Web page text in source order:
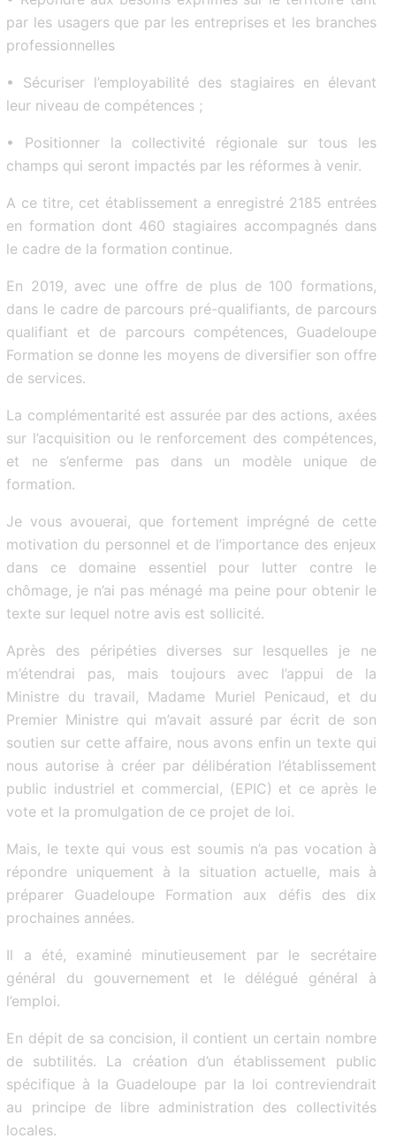
par les usagers que par les entreprises et les branches
professionnelles
• Sécuriser l’employabilité des stagiaires en élevant
leur niveau de compétences ;
• Positionner la collectivité régionale sur tous les
champs qui seront impactés par les réformes à venir.
A ce titre, cet établissement a enregistré 2185 entrées
en formation dont 460 stagiaires accompagnés dans
le cadre de la formation continue.
En 2019, avec une offre de plus de 100 formations,
dans le cadre de parcours pré-qualifiants, de parcours
qualifiant et de parcours compétences, Guadeloupe
Formation se donne les moyens de diversifier son offre
de services.
La complémentarité est assurée par des actions, axées
sur l’acquisition ou le renforcement des compétences,
et ne s’enferme pas dans un modèle unique de
formation.
Je vous avouerai, que fortement imprégné de cette
motivation du personnel et de l’importance des enjeux
dans ce domaine essentiel pour lutter contre le
chômage, je n’ai pas ménagé ma peine pour obtenir le
texte sur lequel notre avis est sollicité.
Après des péripéties diverses sur lesquelles je ne
m’étendrai pas, mais toujours avec l’appui de la
Ministre du travail, Madame Muriel Penicaud, et du
Premier Ministre qui m’avait assuré par écrit de son
soutien sur cette affaire, nous avons enfin un texte qui
nous autorise à créer par délibération l’établissement
public industriel et commercial, (EPIC) et ce après le
vote et la promulgation de ce projet de loi.
Mais, le texte qui vous est soumis n’a pas vocation à
répondre uniquement à la situation actuelle, mais à
préparer Guadeloupe Formation aux défis des dix
prochaines années.
Il a été, examiné minutieusement par le secrétaire
général du gouvernement et le délégué général à
l’emploi.
En dépit de sa concision, il contient un certain nombre
de subtilités. La création d’un établissement public
spécifique à la Guadeloupe par la loi contreviendrait
au principe de libre administration des collectivités
locales.